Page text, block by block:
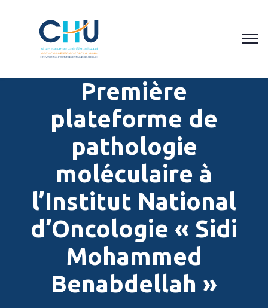
Première
plateforme de
pathologie
moléculaire à
l’Institut National
d’Oncologie « Sidi
Mohammed
Benabdellah »